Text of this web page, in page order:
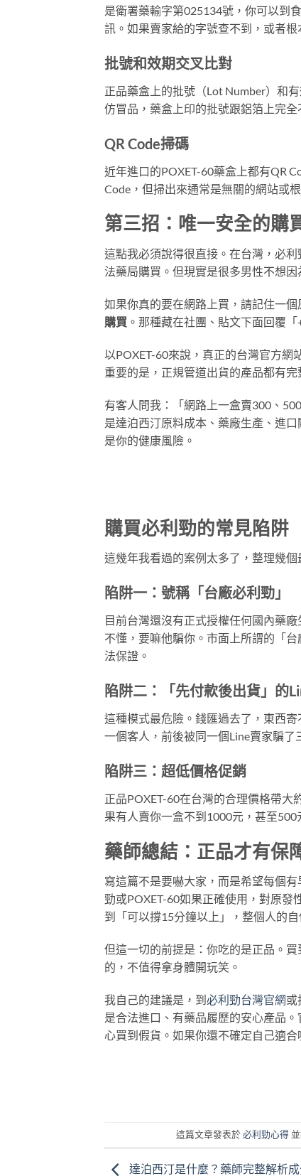
是衛署藥輸字第025134號，你可以到
訊。如果賣家給的字號查不到，或者
批號和效期交叉比對
正品藥盒上的批號（Lot Number）和
仿冒品，藥盒上印的批號跟鋁箔上完
QR Code掃碼
近年進口的POXET-60藥盒上都有QR
Code，但掃出來通常是無關的網站或
第三招：唯一安全的購
這點我必須說得很直接。在台灣，必
法藥局購買。但現實是很多男性不想
如果你真的要在網路上買，請記住一個
購買 。那種藏在社團、貼文下面回覆
以POXET-60來說，真正的台灣官方
重要的是，正規管道出貨的產品都有
有客人問我：「網路上一盒賣300、
是達泊西汀原料成本、藥廠生產、進
是你的健康風險。
購買必利勁的常見陷阱
這幾年我看過的案例太多了，整理幾個
陷阱一：號稱「台廠必利勁」
目前台灣還沒有正式授權任何國內藥
不懂，要嘛他騙你。市面上所謂的「
法保證。
陷阱二：「先付款後出貨」的
這種模式最危險。錢匯過去了，東西
一個客人，前後被同一個Line賣家騙
陷阱三：超低價格促銷
正品POXET-60在台灣的合理價格帶
果有人賣你一盒不到1000元，甚至
藥師總結：正品才有保
寫這篇不是要嚇大家，而是希望每個
勁或POXET-60如果正確使用，對原
到「可以撐15分鐘以上」，整個人的自
但這一切的前提是：你吃的是正品。
的，不值得拿身體開玩笑。
我自己的建議是，到必利勁台灣官網或
是合法進口、有藥品履歷的安心產品
心買到假貨。如果你還不確定自己適
這篇文章發表於必利勁心得並
達泊西汀是什麼？藥師完整解析